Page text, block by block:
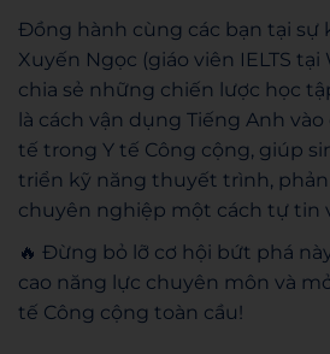
Đồng hành cùng các bạn tại sự
Xuyến Ngọc (giáo viên IELTS tại
chia sẻ những chiến lược học
là cách vận dụng Tiếng Anh
tế trong Y tế Công cộng, giúp
triển kỹ năng thuyết trình,
chuyên nghiệp một cách tự tin
🔥 Đừng bỏ lỡ cơ hội bứt phá
cao năng lực chuyên môn và
tế Công cộng toàn cầu!